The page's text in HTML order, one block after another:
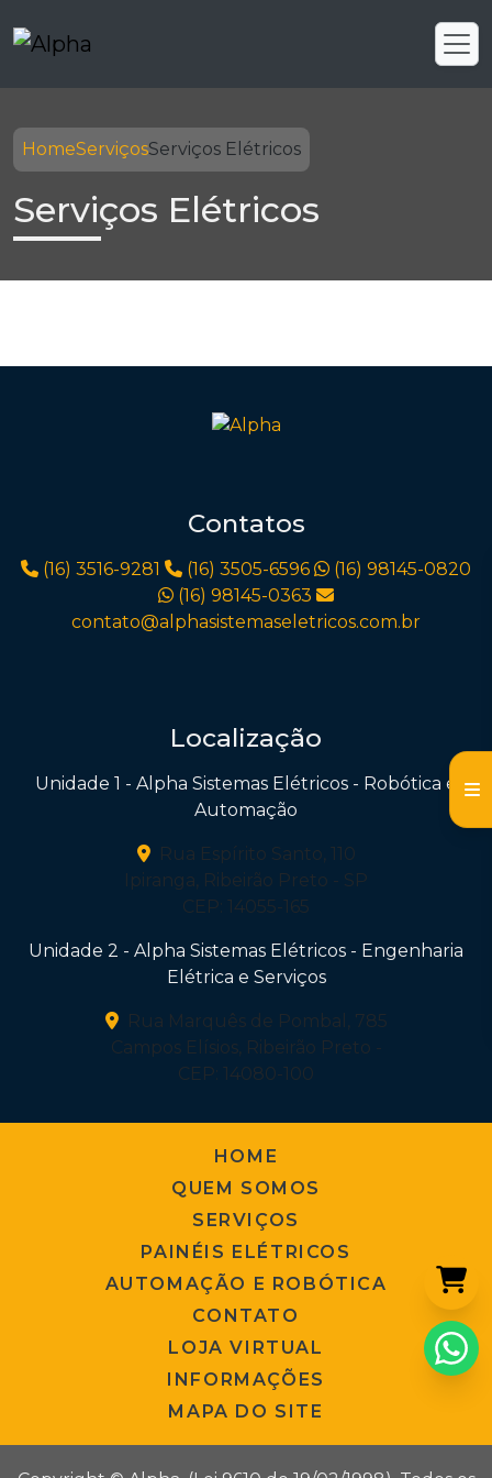
HomeServiçosServiços Elétricos
Serviços Elétricos
Contatos
(16) 3516-9281 (16) 3505-6596
(16) 98145-0820
(16) 98145-0363
contato@alphasistemaseletricos.com.br
Localização
Unidade 1 - Alpha Sistemas Elétricos - Robótica e
Automação
Rua Espírito Santo, 110
Ipiranga, Ribeirão Preto - SP
CEP: 14055-165
Unidade 2 - Alpha Sistemas Elétricos - Engenharia
Elétrica e Serviços
Rua Marquês de Pombal, 785
Campos Elísios, Ribeirão Preto -
CEP: 14080-100
HOME
QUEM SOMOS
SERVIÇOS
PAINÉIS ELÉTRICOS
AUTOMAÇÃO E ROBÓTICA
CONTATO
LOJA VIRTUAL
INFORMAÇÕES
MAPA DO SITE